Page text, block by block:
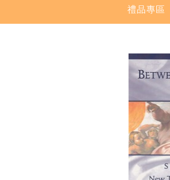
禮品專區